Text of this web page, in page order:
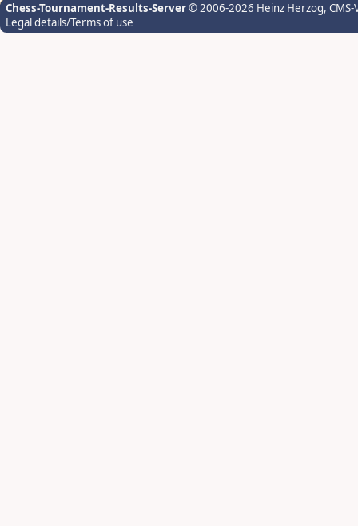
Chess-Tournament-Results-Server© 2006-2026 Heinz Herzog,
Legal details/Terms of use